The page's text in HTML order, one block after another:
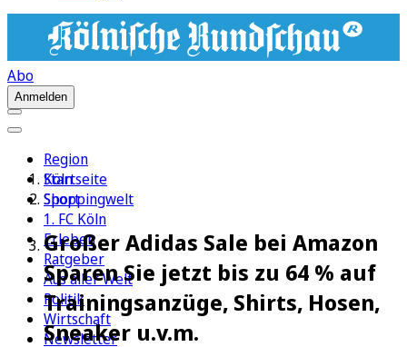
Abo
Anmelden
Region
Köln
Sport
1. FC Köln
Erleben
Ratgeber
Aus aller Welt
Politik
Wirtschaft
Newsletter
Startseite
Shoppingwelt
Großer Adidas Sale bei Amazon
Sparen Sie jetzt bis zu 64 % auf
Trainingsanzüge, Shirts, Hosen,
Sneaker u.v.m.